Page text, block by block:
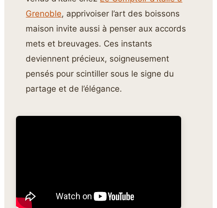
Grenoble, apprivoiser l’art des boissons
maison invite aussi à penser aux accords
mets et breuvages. Ces instants
deviennent précieux, soigneusement
pensés pour scintiller sous le signe du
partage et de l’élégance.